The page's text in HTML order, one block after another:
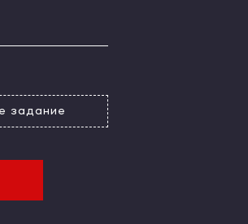
задание